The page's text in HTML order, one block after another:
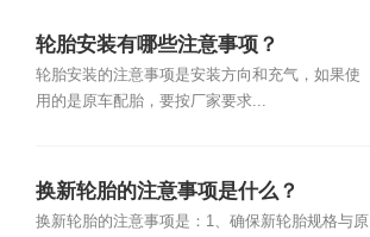
轮胎安装有哪些注意事项？
轮胎安装的注意事项是安装方向和充气，如果使
用的是原车配胎，要按厂家要求...
换新轮胎的注意事项是什么？
换新轮胎的注意事项是：1、确保新轮胎规格与原